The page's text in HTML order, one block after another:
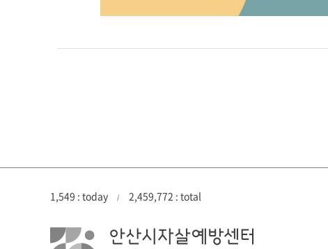
1,549 : today / 2,459,772 : total